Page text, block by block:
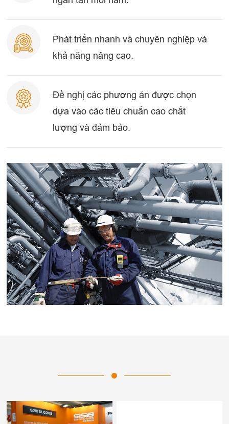
Phát triển nhanh và chuyên nghiệp và
khả năng nâng cao.
Đề nghị các phương án được chọn
dựa vào các tiêu chuẩn cao chất
lượng và đảm bảo.